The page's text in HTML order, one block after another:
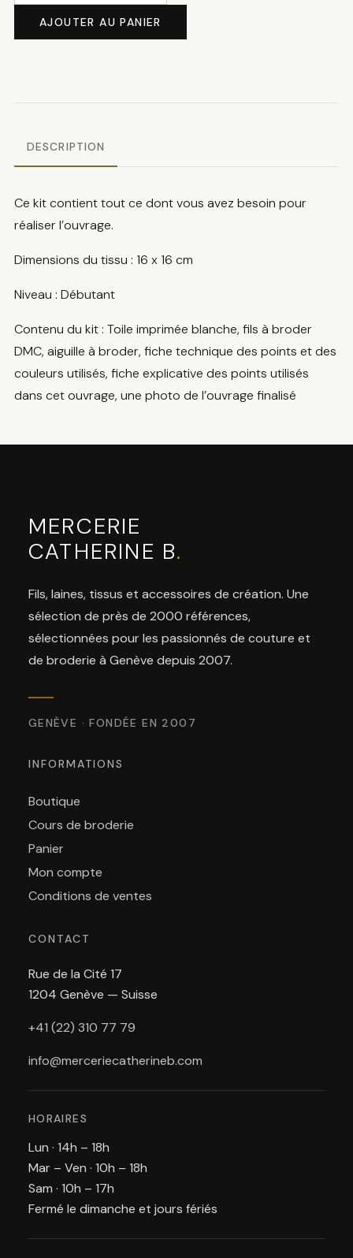
Couronne
AJOUTER AU PANIER
DESCRIPTION
Ce kit contient tout ce dont vous avez besoin pour
réaliser l’ouvrage.
Dimensions du tissu : 16 x 16 cm
Niveau : Débutant
Contenu du kit : Toile imprimée blanche, fils à broder
DMC, aiguille à broder, fiche technique des points et des
couleurs utilisés, fiche explicative des points utilisés
dans cet ouvrage, une photo de l’ouvrage finalisé
MERCERIE
CATHERINE B.
Fils, laines, tissus et accessoires de création. Une
sélection de près de 2000 références,
sélectionnées pour les passionnés de couture et
de broderie à Genève depuis 2007.
GENÈVE · FONDÉE EN 2007
INFORMATIONS
Boutique
Cours de broderie
Panier
Mon compte
Conditions de ventes
CONTACT
Rue de la Cité 17
1204 Genève — Suisse
+41 (22) 310 77 79
info@merceriecatherineb.com
HORAIRES
Lun · 14h – 18h
Mar – Ven · 10h – 18h
Sam · 10h – 17h
Fermé le dimanche et jours fériés